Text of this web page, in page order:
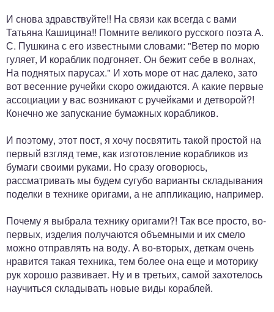
И снова здравствуйте!! На связи как всегда с вами
Татьяна Кашицина!! Помните великого русского поэта А.
С. Пушкина с его известными словами: "Ветер по морю
гуляет, И кораблик подгоняет. Он бежит себе в волнах,
На поднятых парусах." И хоть море от нас далеко, зато
вот весенние ручейки скоро ожидаются. А какие первые
ассоциации у вас возникают с ручейками и детворой?!
Конечно же запускание бумажных корабликов.
И поэтому, этот пост, я хочу посвятить такой простой на
первый взгляд теме, как изготовление корабликов из
бумаги своими руками. Но сразу оговорюсь,
рассматривать мы будем сугубо варианты складывания
поделки в технике оригами, а не аппликацию, например.
Почему я выбрала технику оригами?! Так все просто, во-
первых, изделия получаются объемными и их смело
можно отправлять на воду. А во-вторых, деткам очень
нравится такая техника, тем более она еще и моторику
рук хорошо развивает. Ну и в третьих, самой захотелось
научиться складывать новые виды кораблей.